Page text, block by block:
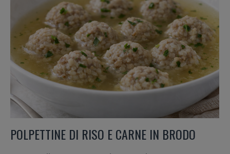
POLPETTINE DI RISO E CARNE IN BRODO